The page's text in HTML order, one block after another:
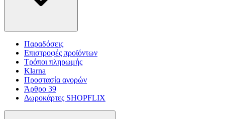
Παραδόσεις
Επιστροφές προϊόντων
Τρόποι πληρωμής
Klarna
Προστασία αγορών
Άρθρο 39
Δωροκάρτες SHOPFLIX